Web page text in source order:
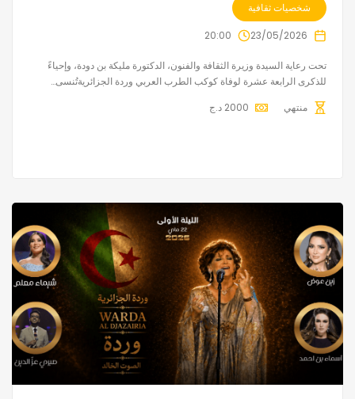
شخصيات ثقافية
23/05/2026
20:00
تحت رعاية السيدة وزيرة الثقافة والفنون، الدكتورة مليكة بن دودة، وإحياءً
للذكرى الرابعة عشرة لوفاة كوكب الطرب العربي وردة الجزائريةتُنسى…
منتهي
2000 د.ج